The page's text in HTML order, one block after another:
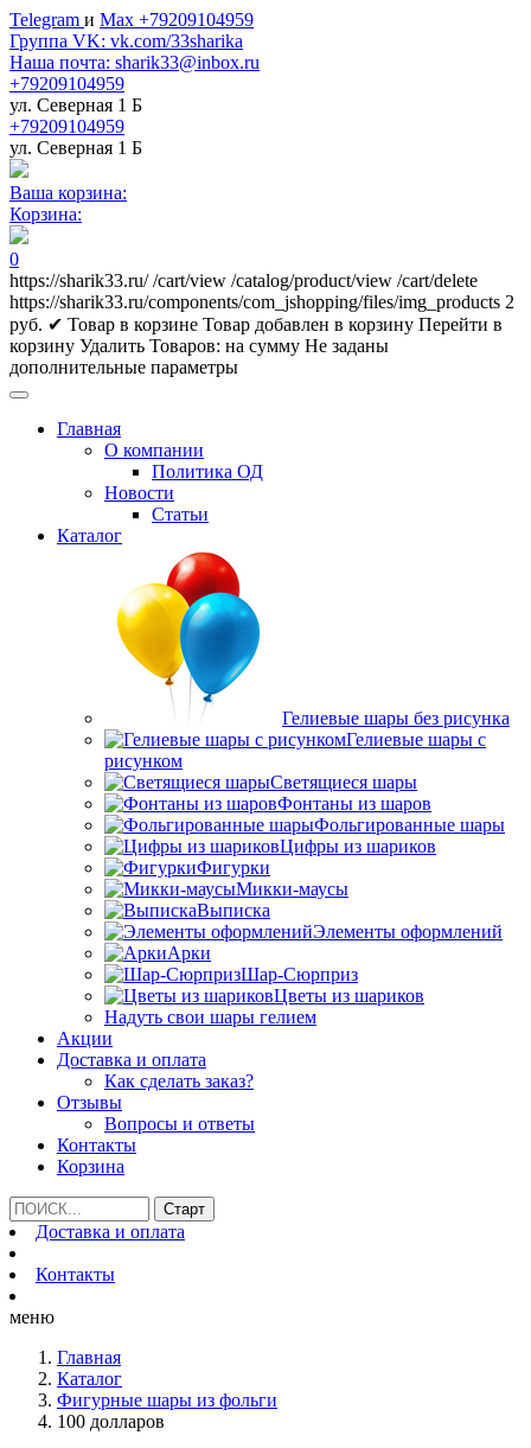
Telegram и Max +79209104959
Группа VK: vk.com/33sharika
Наша почта: sharik33@inbox.ru
+79209104959
ул. Северная 1 Б
+79209104959
ул. Северная 1 Б
Ваша корзина:
Корзина:
0
https://sharik33.ru/ /cart/view /catalog/product/view /cart/delete
https://sharik33.ru/components/com_jshopping/files/img_products 2
руб. ✔ Товар в корзине Товар добавлен в корзину Перейти в
корзину Удалить Товаров: на сумму Не заданы
дополнительные параметры
Главная
О компании
Политика ОД
Новости
Статьи
Каталог
Гелиевые шары без рисунка
Гелиевые шары с
рисунком
Светящиеся шары
Фонтаны из шаров
Фольгированные шары
Цифры из шариков
Фигурки
Микки-маусы
Выписка
Элементы оформлений
Арки
Шар-Сюрприз
Цветы из шариков
Надуть свои шары гелием
Акции
Доставка и оплата
Как сделать заказ?
Отзывы
Вопросы и ответы
Контакты
Корзина
Доставка и оплата
Контакты
меню
Главная
Каталог
Фигурные шары из фольги
100 долларов